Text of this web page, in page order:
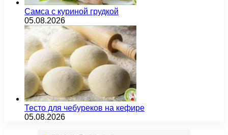
Самса с куриной грудкой
05.08.2026
Тесто для чебуреков на кефире
05.08.2026